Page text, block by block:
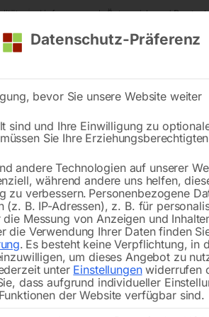
Lieferung nach Österreich und
Verkehrszeichen C-Sign, Folientyp 2
Seitenlänge – 700 mm
€86,40
Datenschutz-Präferenz
bevor Sie unsere Website weiter
sind und Ihre Einwilligung zu
Sie Ihre
andere Technologien auf unserer
während andere uns helfen,
zu verbessern. Personenbezogene
(z. B. IP-Adressen), z. B. für
Messung von Anzeigen und
die Verwendung Ihrer Daten finden
. Es besteht keine Verpflichtung, in
um dieses Angebot zu
unter Einstellungenwiderrufen
dass aufgrund individueller
der Website verfügbar sind.